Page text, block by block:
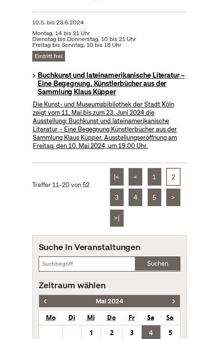
10.5. bis23.6.2024
Montag, 14 bis 21 Uhr
Dienstag bis Donnerstag, 10 bis 21 Uhr
Freitag bis Sonntag, 10 bis 18 Uhr
Eintritt frei
Buchkunst und lateinamerikanische Literatur –
Eine Begegnung, Künstlerbücher aus der
Sammlung Klaus Küpper
Die Kunst- und Museumsbibliothek der Stadt Köln
zeigt vom 11. Mai bis zum 23. Juni 2024 die
Ausstellung: Buchkunst und lateinamerikanische
Literatur – Eine Begegnung Künstlerbücher aus der
Sammlung Klaus Küpper. Ausstellungseröffnung am
Freitag, den 10. Mai 2024, um 19.00 Uhr.
Treffer 11–20 von 52
|< < 1 2
3 4 5 >
>|
Suche in Veranstaltungen
Suchen
Zeitraum wählen
Mai 2024
Mo Di Mi Do Fr Sa
So
1
2 3 4
5